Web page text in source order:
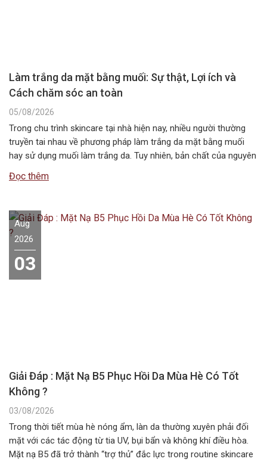
Làm trắng da mặt bằng muối: Sự thật, Lợi ích và
Cách chăm sóc an toàn
05/08/2026
Trong chu trình skincare tại nhà hiện nay, nhiều người thường
truyền tai nhau về phương pháp làm trắng da mặt bằng muối
hay sử dụng muối làm trắng da. Tuy nhiên, bản chất của nguyên
các dòng mỹ phẩm chuyên dụng….
Đọc thêm
Aug
2026
03
Giải Đáp : Mặt Nạ B5 Phục Hồi Da Mùa Hè Có Tốt
Không ?
03/08/2026
Trong thời tiết mùa hè nóng ẩm, làn da thường xuyên phải đối
mặt với các tác động từ tia UV, bụi bẩn và không khí điều hòa.
Mặt nạ B5 đã trở thành “trợ thủ” đắc lực trong routine skincare